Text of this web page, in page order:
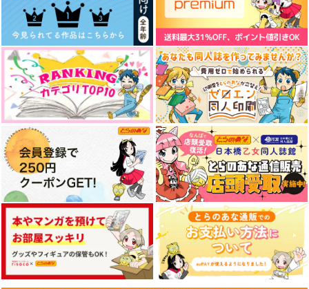
作品詳細 作品詳細 作品詳細
想い、香りて
mogmog
1,257円（税込）
冨岡義勇×竈門炭治郎
サンプル
こぼれる砂の音
こけぽっぽ
787円（税込）
冨岡義勇×竈門炭治郎
サンプル
脱兎の如く！
ちょこっと。
1,100円（税込）
冨岡義勇×竈門炭治郎
サンプル
melty life
炙りえんがわ
専売 550円（税込）
鬼滅の刃
竈門炭治郎×冨岡義勇
サンプル
カート